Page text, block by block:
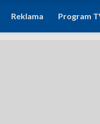
Reklama Program